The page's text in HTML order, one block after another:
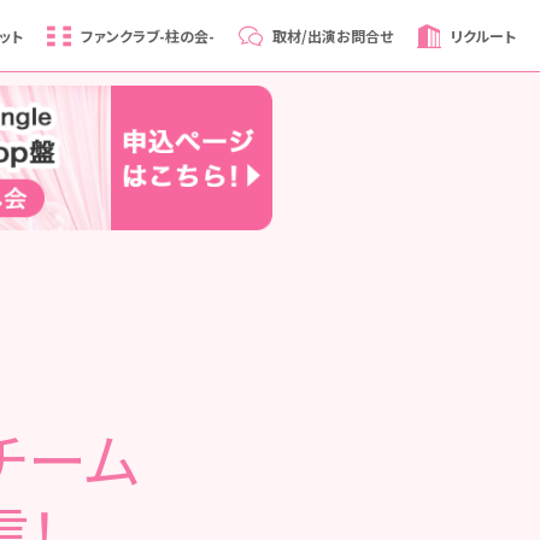
ト ファンクラブ-柱の会- 取材/出演お問合せ リクルート
ーム